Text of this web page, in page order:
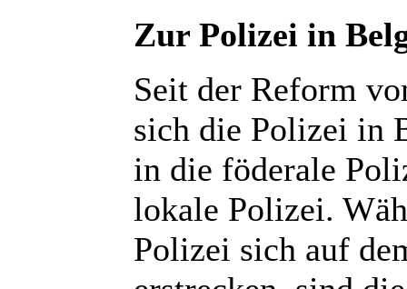
Zur Polizei in
Seit der Reform
sich die Polizei in
in die föderale
lokale Polizei.
Polizei sich auf